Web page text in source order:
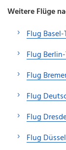
Weitere Flüge
Flug
Flug
Flug
Flug
Flug
Flug